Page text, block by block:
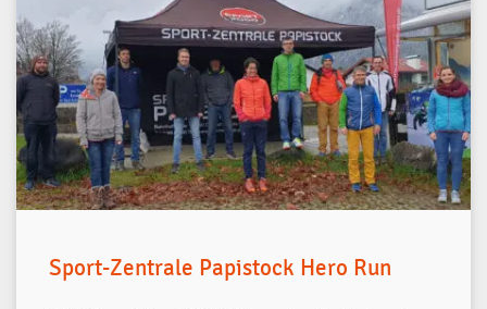
Sport-Zentrale Papistock Hero Run